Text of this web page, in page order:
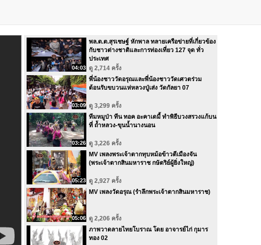
04:03
พล.ต.ต.สุรเชษฐ์ หักพาล ทลายเครือข่ายที่เกี่ยวข้อง
กับชาวต่างชาติและการท่องเที่ยว 127 จุด ทั่ว
ประเทศ
ดู 2,714 ครั้ง
03:09
พี่น้องชาววัดอรุณและพี่น้องชาววัดเศวตร่วม
ต้อนรับขบวนแห่หลวงปู่เส่ง วัดกัลยา 07
ดู 3,299 ครั้ง
03:26
ทีมหมูป่า ทีน ทอค อะคาเดมี้ ทำพิธีบวงสรวงแก้บน
ที่ ถ้ำหลวง-ขุนน้ำนางนอน
ดู 3,226 ครั้ง
05:23
MV เพลงพระเจ้าตากทุบหม้อข้าวตีเมืองจัน
(พระเจ้าตากสินมหาราช กษัตริย์ผู้ยิ่งใหญ่)
ดู 2,927 ครั้ง
05:06
MV เพลงวัดอรุณ (รําลึกพระเจ้าตากสินมหาราช)
ดู 2,206 ครั้ง
ภาพวาดลายไทยโบราณ โดย อาจารย์ไก่ กุมาร
ทอง 02